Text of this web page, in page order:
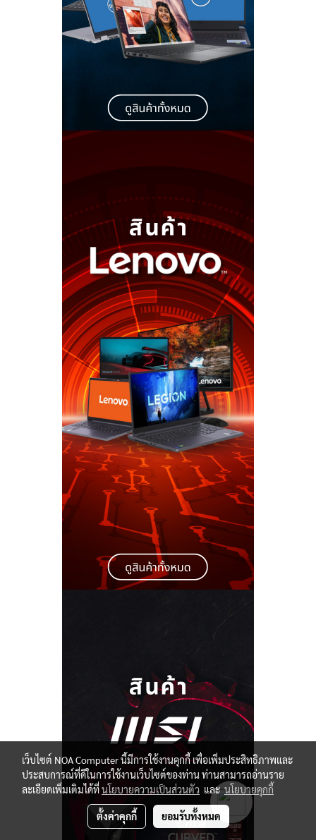
เว็บไซต์ NOA Computer นี้มีการใช้งานคุกกี้ เพื่อเพิ่มประสิทธิภาพและ
ประสบการณ์ที่ดีในการใช้งานเว็บไซต์ของท่าน ท่านสามารถอ่านราย
ละเอียดเพิ่มเติมได้ที่นโยบายความเป็นส่วนตัว และ นโยบายคุกกี้
ตั้งค่าคุกกี้ ยอมรับทั้งหมด